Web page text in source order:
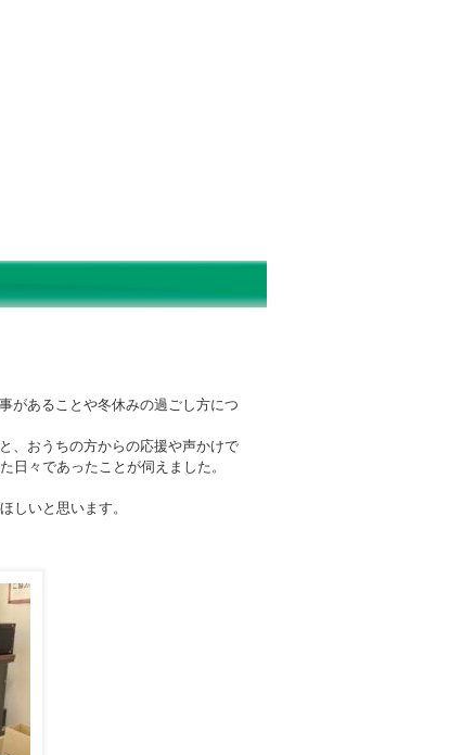
があることや冬休みの過ごし方につ
、おうちの方からの応援や声かけで
日々であったことが伺えました。
しいと思います。